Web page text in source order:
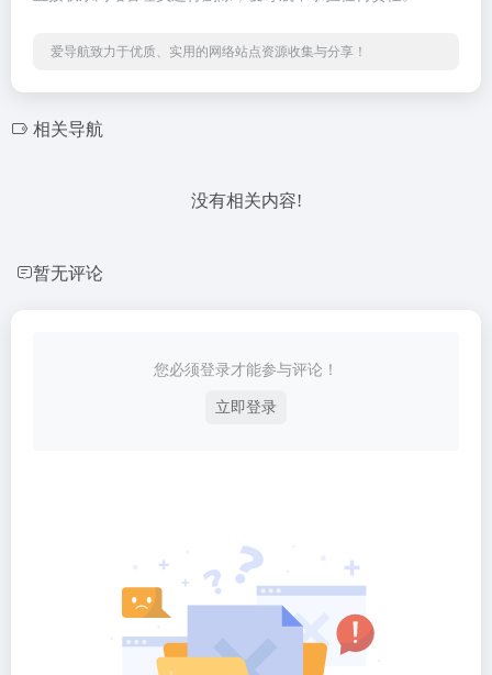
爱导航致力于优质、实用的网络站点资源收集与分享！
相关导航
没有相关内容!
暂无评论
您必须登录才能参与评论！
立即登录